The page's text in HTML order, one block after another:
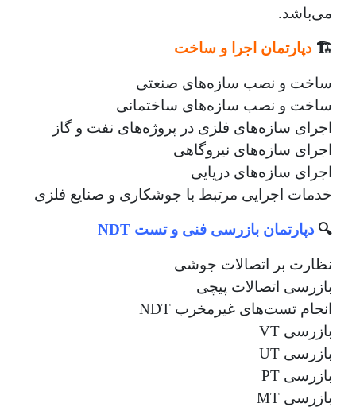
می‌باشد.
🏗️ دپارتمان اجرا و ساخت
ساخت و نصب سازه‌های صنعتی
ساخت و نصب سازه‌های ساختمانی
اجرای سازه‌های فلزی در پروژه‌های نفت و گاز
اجرای سازه‌های نیروگاهی
اجرای سازه‌های دریایی
خدمات اجرایی مرتبط با جوشکاری و صنایع فلزی
🔍 دپارتمان بازرسی فنی و تست NDT
نظارت بر اتصالات جوشی
بازرسی اتصالات پیچی
انجام تست‌های غیرمخرب NDT
بازرسی VT
بازرسی UT
بازرسی PT
بازرسی MT